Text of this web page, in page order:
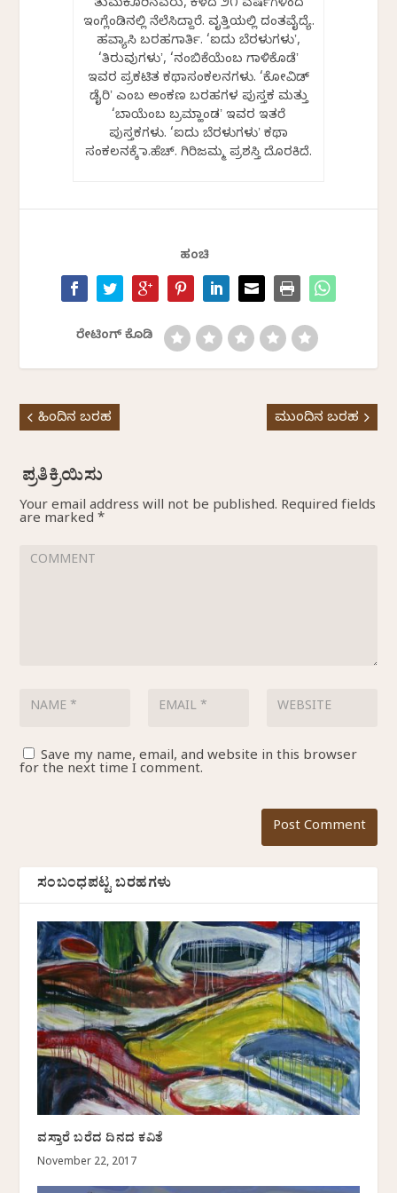
ತುಮಕೂರಿನವರು, ಕಳೆದ ೨೧ ವರ್ಷಗಳಿಂದ
ಇಂಗ್ಲೆಂಡಿನಲ್ಲಿ ನೆಲೆಸಿದ್ದಾರೆ. ವೃತ್ತಿಯಲ್ಲಿ ದಂತವೈದ್ಯೆ.
ಹವ್ಯಾಸಿ ಬರಹಗಾರ್ತಿ. ‘ಐದು ಬೆರಳುಗಳುʼ,
‘ತಿರುವುಗಳುʼ, ‘ನಂಬಿಕೆಯೆಂಬ ಗಾಳಿಕೊಡೆʼ
ಇವರ ಪ್ರಕಟಿತ ಕಥಾಸಂಕಲನಗಳು. ‘ಕೋವಿಡ್‌
ಡೈರಿʼ ಎಂಬ ಅಂಕಣ ಬರಹಗಳ ಪುಸ್ತಕ ಮತ್ತು
‘ಬಾಯೆಂಬ ಬ್ರಮ್ಹಾಂಡʼ ಇವರ ಇತರೆ
ಪುಸ್ತಕಗಳು. ‘ಐದು ಬೆರಳುಗಳುʼ ಕಥಾ
ಸಂಕಲನಕ್ಕೆ ಡಾ.ಹೆಚ್. ಗಿರಿಜಮ್ಮ ಪ್ರಶಸ್ತಿ ದೊರಕಿದೆ.
ಹಂಚಿ
ರೇಟಿಂಗ್ ಕೊಡಿ
ಹಿಂದಿನ ಬರಹ ಮುಂದಿನ ಬರಹ
Your email address will not be published. Required fields
are marked *
Save my name, email, and website in this browser
for the next time I comment.
ಸಂಬಂಧಪಟ್ಟ ಬರಹಗಳು
ವಸ್ತಾರೆ ಬರೆದ ದಿನದ ಕವಿತೆ
November 22, 2017